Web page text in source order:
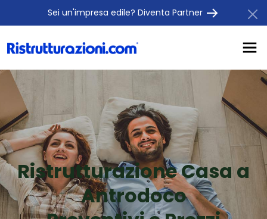
Sei un'impresa edile? Diventa Partner
Ristrutturazione Casa a
Antrodoco